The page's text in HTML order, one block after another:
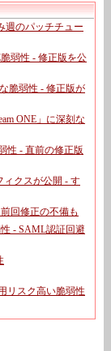
週のパッチチュー
脆弱性 - 修正版を公
な脆弱性 - 修正版が
ONE」に深刻な
性 - 直前の修正版
ィクスが公開 - す
回修正の不備も
性 - SAML認証回避
用リスク高い脆弱性